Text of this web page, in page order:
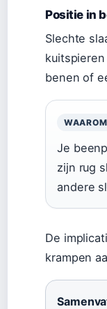
Positie in
Slechte
benen of
Je
zijn rug
andere
De
krampen